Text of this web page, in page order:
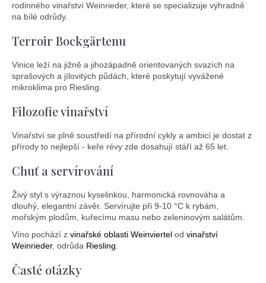
rodinného vinařství Weinrieder, které se specializuje výhradně
na bílé odrůdy.
Terroir Bockgärtenu
Vinice leží na jižně a jihozápadně orientovaných svazích na
sprašových a jílovitých půdách, které poskytují vyvážené
mikroklima pro Riesling.
Filozofie vinařství
Vinařství se plně soustředí na přírodní cykly a ambicí je dostat z
přírody to nejlepší - keře révy zde dosahují stáří až 65 let.
Chuť a servírování
Živý styl s výraznou kyselinkou, harmonická rovnováha a
dlouhý, elegantní závěr. Servírujte při 9-10 °C k rybám,
mořským plodům, kuřecímu masu nebo zeleninovým salátům.
Víno pochází z vinařské oblasti Weinviertel od vinařství
Weinrieder, odrůda Riesling.
Časté otázky